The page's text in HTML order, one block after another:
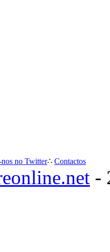
nos no Twitter∴ Contactos
-